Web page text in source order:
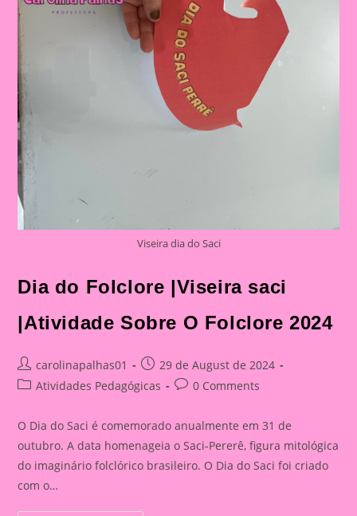
Viseira dia do Saci
Dia do Folclore |Viseira saci
|Atividade Sobre O Folclore 2024
Post
author:
carolinapalhas01
Post
published:
29 de August de 2024
PostAtividades Pedagógicas
Post0 Comments
O Dia do Saci é comemorado anualmente em 31 de
outubro. A data homenageia o Saci-Pererê, figura mitológica
do imaginário folclórico brasileiro. O Dia do Saci foi criado
com o…